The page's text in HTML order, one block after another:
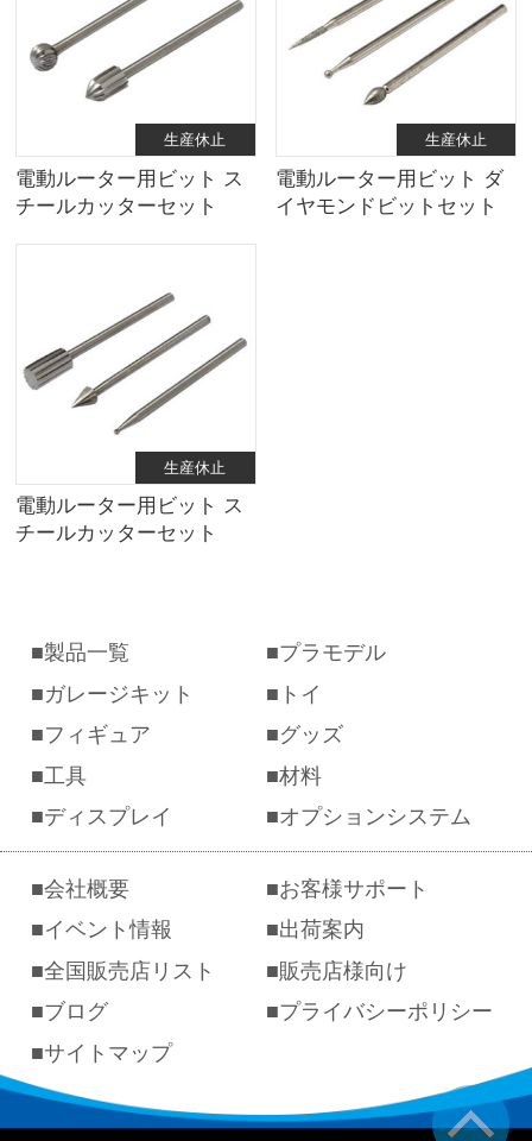
生産休止
電動ルーター用ビット ス
チールカッターセット
生産休止
電動ルーター用ビット ダ
イヤモンドビットセット
生産休止
電動ルーター用ビット ス
チールカッターセット
製品一覧
プラモデル
ガレージキット
トイ
フィギュア
グッズ
工具
材料
ディスプレイ
オプションシステム
会社概要
お客様サポート
イベント情報
出荷案内
全国販売店リスト
販売店様向け
ブログ
プライバシーポリシー
サイトマップ